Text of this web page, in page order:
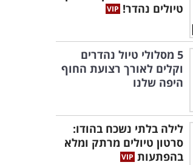
טיולים נהדר!
5 מסלולי טיול נהדרים
וקלים לאורך רצועת החוף
היפה שלנו
לילה בלתי נשכח בהודו:
סרטון טיולים מרתק ומלא
בהפתעות